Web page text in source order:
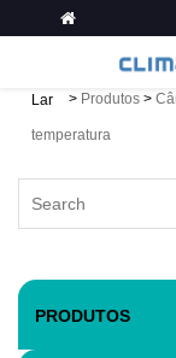
Lar > Produtos >
temperatura
PRODUTOS